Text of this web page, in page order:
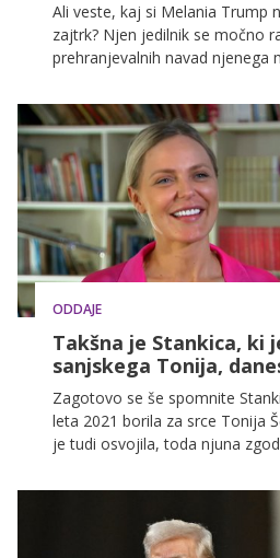
Ali veste, kaj si Melania Trump
zajtrk? Njen jedilnik se močno
prehranjevalnih navad njenega
ODDAJE
Takšna je Stankica, ki
sanjskega Tonija,
Zagotovo se še spomnite
leta 2021 borila za srce Tonija
je tudi osvojila, toda njuna